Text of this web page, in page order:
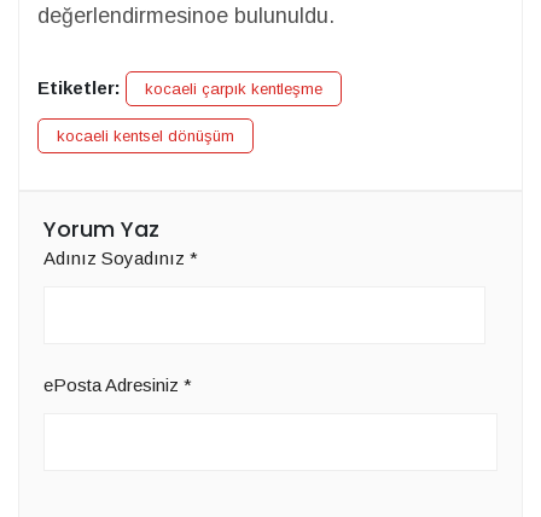
değerlendirmesinoe bulunuldu.
Etiketler: kocaeli çarpık kentleşme
kocaeli kentsel dönüşüm
Yorum Yaz
Adınız Soyadınız *
ePosta Adresiniz *